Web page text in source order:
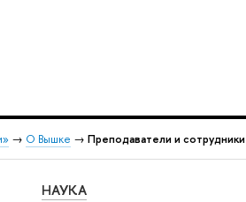
→ О Вышке → Преподаватели и сотрудники
НАУКА